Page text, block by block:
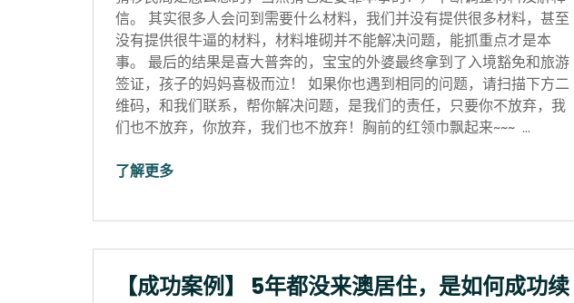
信。 其实很多人会问到需要什么材料，我们并没有提供很多材料，甚至
没有提供很牛逼的材料，材料堆砌并不能解决问题，能抓重点才是本
事。 最后的结果是喜大普奔的，宝宝的外婆最终拿到了入境豁免和旅游
签证，孩子的妈妈喜极而泣！ 如果你也遇到相同的问题，请扫描下方二
维码，和我们联系，帮你解决问题，是我们的责任，只要你不放弃，我
们也不放弃，你放弃，我们也不放弃！胸前的红领巾飘起来~~~ …
了解更多
【成功案例】 5年都没来澳居住，是如何成功续